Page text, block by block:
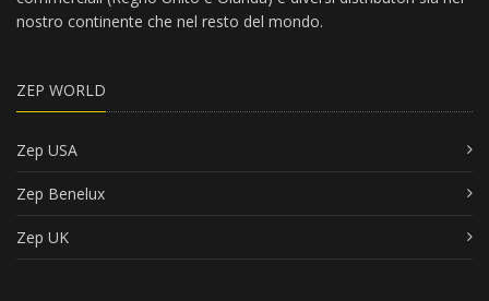
nostro continente che nel resto del mondo.
ZEP WORLD
Zep USA
Zep Benelux
Zep UK